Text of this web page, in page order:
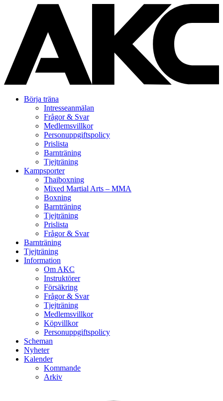
Börja träna
Intresseanmälan
Frågor & Svar
Medlemsvillkor
Personuppgiftspolicy
Prislista
Barnträning
Tjejträning
Kampsporter
Thaiboxning
Mixed Martial Arts – MMA
Boxning
Barnträning
Tjejträning
Prislista
Frågor & Svar
Barnträning
Tjejträning
Information
Om AKC
Instruktörer
Försäkring
Frågor & Svar
Tjejträning
Medlemsvillkor
Köpvillkor
Personuppgiftspolicy
Scheman
Nyheter
Kalender
Kommande
Arkiv